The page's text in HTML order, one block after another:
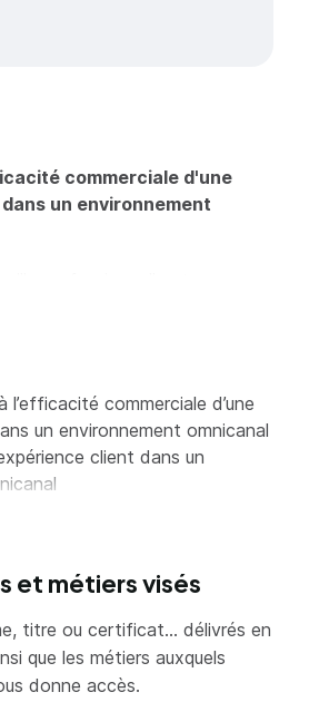
commerciale d'une
un environnement
performances commerciales et
marchande et contribuer à
en conduisant l'entretien
l’efficacité commerciale d’une
un environnement omnicanal
client dans un
et métiers visés
titre ou certificat... délivrés en
que les métiers auxquels
donne accès.